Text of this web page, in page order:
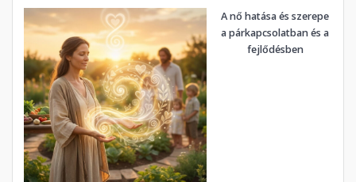
A nő hatása és szerepe
a párkapcsolatban és a
fejlődésben